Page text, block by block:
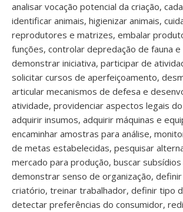
analisar vocação potencial da criação,
identificar animais, higienizar animais,
reprodutores e matrizes, embalar
funções, controlar depredação de fauna
demonstrar iniciativa, participar de
solicitar cursos de aperfeiçoamento,
articular mecanismos de defesa e
atividade, providenciar aspectos legais
adquirir insumos, adquirir máquinas e
encaminhar amostras para análise,
de metas estabelecidas, pesquisar
mercado para produção, buscar
demonstrar senso de organização,
criatório, treinar trabalhador, definir tipo
detectar preferências do consumidor,